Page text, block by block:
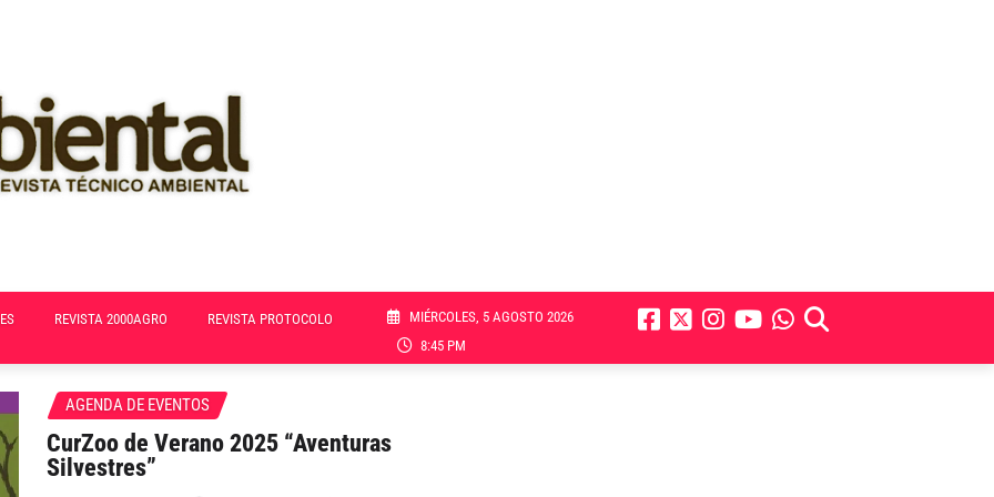
REVISTA 2000AGRO REVISTA PROTOCOLO
MIÉRCOLES, 5 AGOSTO 2026
8:45 PM
AGENDA DE EVENTOS
CurZoo de Verano 2025 “Aventuras
Silvestres”